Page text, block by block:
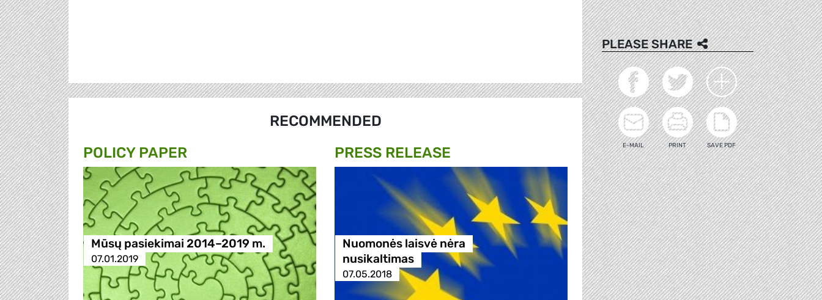
RECOMMENDED
POLICY PAPER
Mūsų pasiekimai 2014–2019 m.
07.01.2019
PRESS RELEASE
Nuomonės laisvė nėra
nusikaltimas
07.05.2018
PLEASE SHARE
E-MAIL PRINT SAVE PDF